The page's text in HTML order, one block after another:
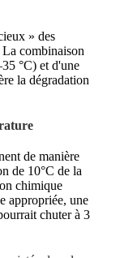
» des
La combinaison
°C) et d'une
la dégradation
de manière
de 10°C de la
chimique
appropriée, une
chuter à 3